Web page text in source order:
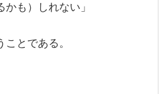
かも）しれない」
とである。